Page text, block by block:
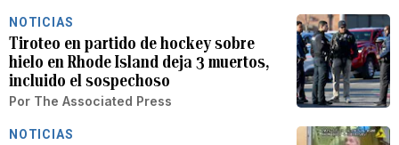
NOTICIAS
Tiroteo en partido de hockey sobre
hielo en Rhode Island deja 3 muertos,
incluido el sospechoso
Por The Associated Press
NOTICIAS